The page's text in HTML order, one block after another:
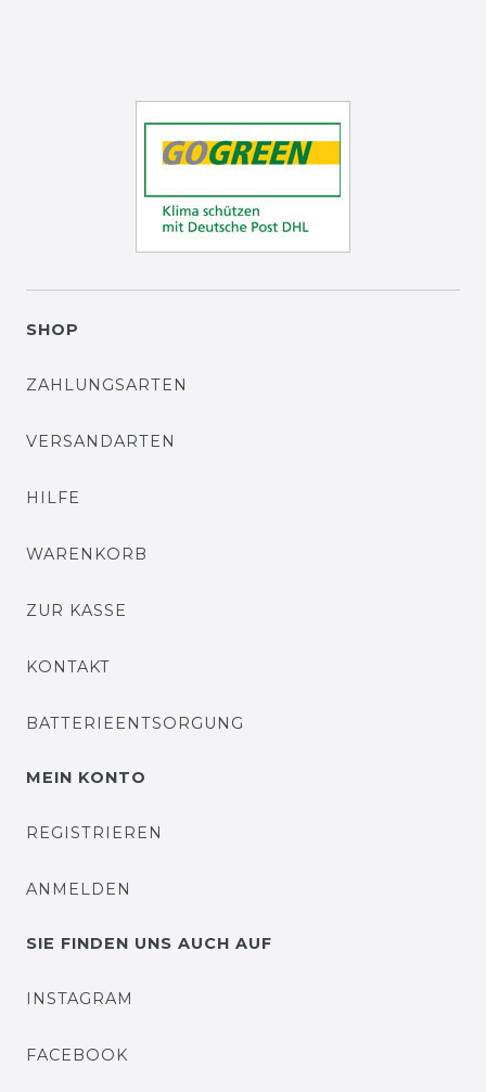
SHOP
ZAHLUNGSARTEN
VERSANDARTEN
HILFE
WARENKORB
ZUR KASSE
KONTAKT
BATTERIEENTSORGUNG
MEIN KONTO
REGISTRIEREN
ANMELDEN
SIE FINDEN UNS AUCH AUF
INSTAGRAM
FACEBOOK